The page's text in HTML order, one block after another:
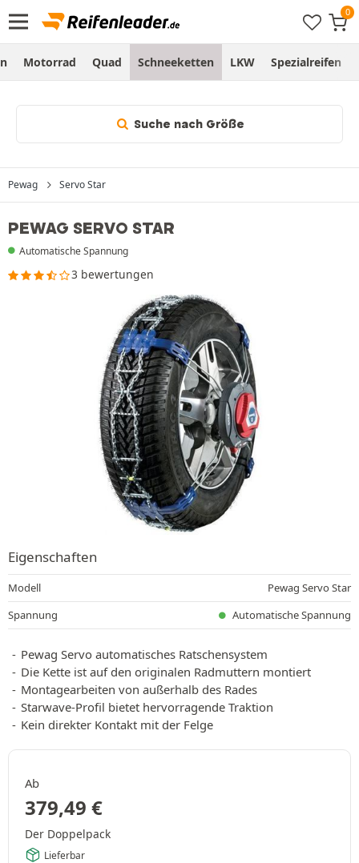
Motorrad Quad Schneeketten LKW Spezialreifen
Suche nach Größe
Pewag Servo Star
PEWAG SERVO STAR
Automatische Spannung
3 bewertungen
Eigenschaften
Modell
Pewag Servo Star
Spannung
Automatische Spannung
Pewag Servo automatisches Ratschensystem
Die Kette ist auf den originalen Radmuttern montiert
Montagearbeiten von außerhalb des Rades
Starwave-Profil bietet hervorragende Traktion
Kein direkter Kontakt mit der Felge
Ab
379,49 €
Der Doppelpack
Lieferbar